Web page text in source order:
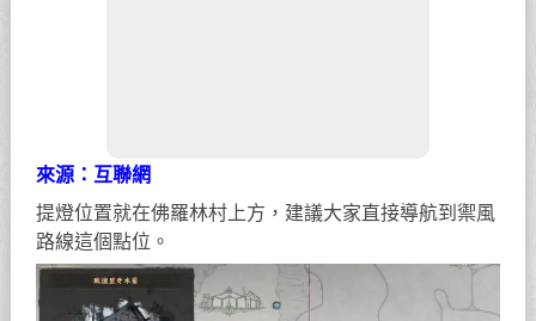
來源：互聯網
提燈位置就在佛羅林村上方，建議大家直接導航到禦風
路線這個點位。